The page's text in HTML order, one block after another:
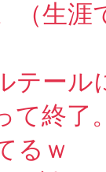
（生涯
テール
て終
るｗ